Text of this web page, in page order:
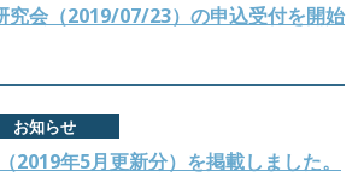
究会（2019/07/23）の申込受付を開始
お知らせ
2019年5月更新分）を掲載しました。